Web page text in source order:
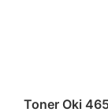
Toner Oki